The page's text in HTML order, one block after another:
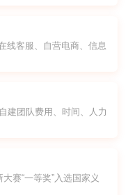
线客服、自营电商、信息
建团队费用、时间、人力
赛“一等奖”入选国家义